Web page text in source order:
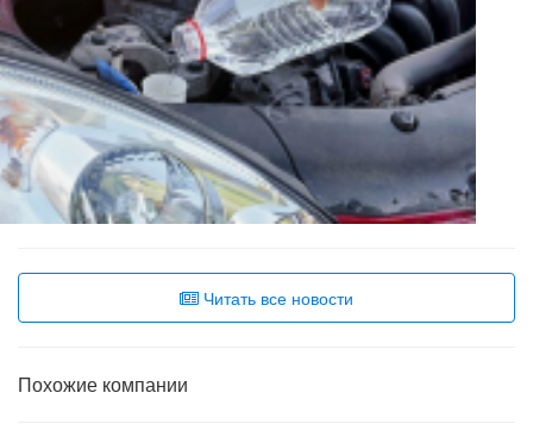
Читать все новости
Похожие компании